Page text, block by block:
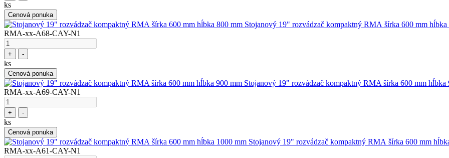
ks
Cenová ponuka
Stojanový 19" rozvádzač kompaktný RMA šírka 600 mm hĺbka
RMA-xx-A68-CAY-N1
+ -
ks
Cenová ponuka
Stojanový 19" rozvádzač kompaktný RMA šírka 600 mm hĺbka
RMA-xx-A69-CAY-N1
+ -
ks
Cenová ponuka
Stojanový 19" rozvádzač kompaktný RMA šírka 600 mm
RMA-xx-A61-CAY-N1